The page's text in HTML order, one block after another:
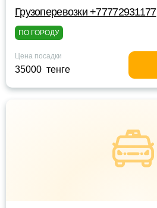
Грузоперевозки +77772931177
ПО ГОРОДУ
Цена посадки
35000 тенге